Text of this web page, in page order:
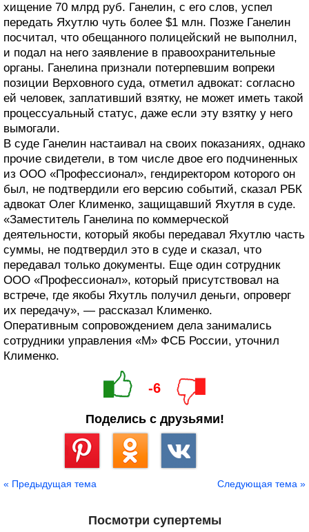
хищение 70 млрд руб. Ганелин, с его слов, успел
передать Яхутлю чуть более $1 млн. Позже Ганелин
посчитал, что обещанного полицейский не выполнил,
и подал на него заявление в правоохранительные
органы. Ганелина признали потерпевшим вопреки
позиции Верховного суда, отметил адвокат: согласно
ей человек, заплативший взятку, не может иметь такой
процессуальный статус, даже если эту взятку у него
вымогали.
В суде Ганелин настаивал на своих показаниях, однако
прочие свидетели, в том числе двое его подчиненных
из ООО «Профессионал», гендиректором которого он
был, не подтвердили его версию событий, сказал РБК
адвокат Олег Клименко, защищавший Яхутля в суде.
«Заместитель Ганелина по коммерческой
деятельности, который якобы передавал Яхутлю часть
суммы, не подтвердил это в суде и сказал, что
передавал только документы. Еще один сотрудник
ООО «Профессионал», который присутствовал на
встрече, где якобы Яхутль получил деньги, опроверг
их передачу», — рассказал Клименко.
Оперативным сопровождением дела занимались
сотрудники управления «М» ФСБ России, уточнил
Клименко.
-6
Поделись с друзьями!
« Предыдущая тема Следующая тема »
Посмотри супертемы